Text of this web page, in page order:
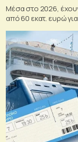
Μέσα στο 2026,
από 60 εκατ. ευρώ